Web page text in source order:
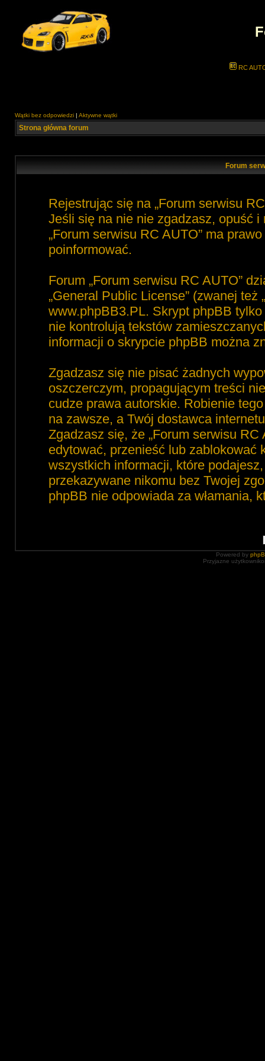
RC
Wątki bez odpowiedzi | Aktywne wątki
Strona główna forum
Forum
Rejestrując się na „Forum serwisu
Jeśli się na nie nie zgadzasz, opuść i
„Forum serwisu RC AUTO” ma
poinformować.
Forum „Forum serwisu RC AUTO”
„General Public License” (zwanej też
www.phpBB3.PL. Skrypt phpBB
nie kontrolują tekstów
informacji o skrypcie phpBB można
Zgadzasz się nie pisać żadnych
oszczerczym, propagującym treści
cudze prawa autorskie. Robienie
na zawsze, a Twój dostawca
Zgadzasz się, że „Forum serwisu
edytować, przenieść lub zablokować
wszystkich informacji, które
przekazywane nikomu bez Twojej
phpBB nie odpowiada za włamania,
Powered by
Przyjazne